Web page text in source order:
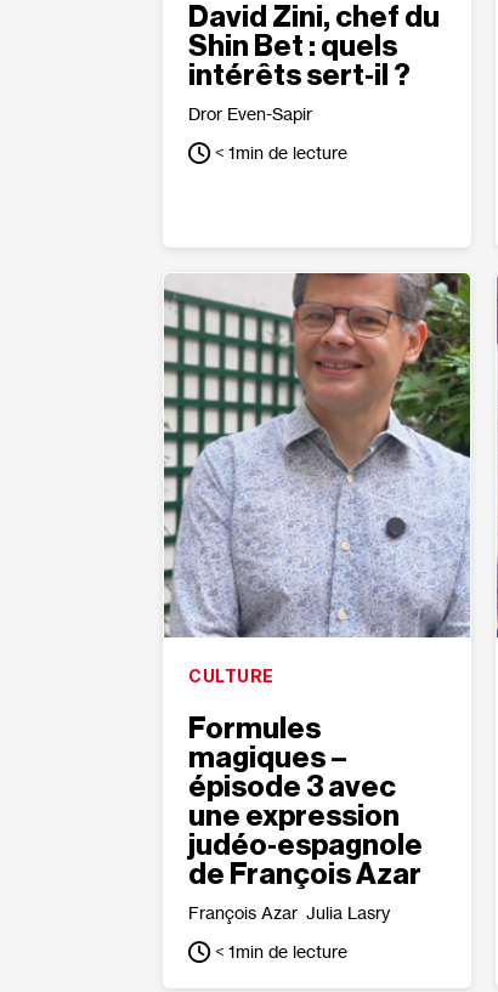
David Zini, chef du
Shin Bet : quels
intérêts sert‐il ?
Dror Even-Sapir
< 1min de lecture
CULTURE
Formules
magiques –
épisode 3 avec
une expression
judéo‐​espagnole
de François Azar
François Azar Julia Lasry
< 1min de lecture